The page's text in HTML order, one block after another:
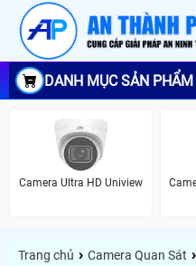
DANH MỤC SẢN PHẨM
Camera Ultra HD Uniview
Trang chủ › Camera Quan Sát ›